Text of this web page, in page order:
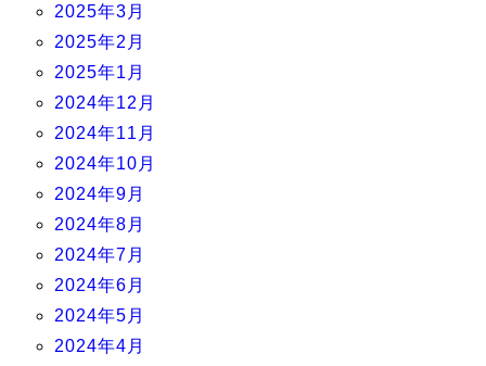
2025年3月
2025年2月
2025年1月
2024年12月
2024年11月
2024年10月
2024年9月
2024年8月
2024年7月
2024年6月
2024年5月
2024年4月